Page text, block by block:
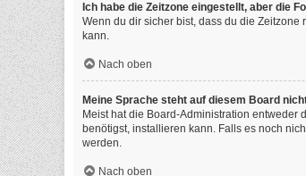
Ich habe die Zeitzone eingestellt, aber die
Wenn du dir sicher bist, dass du die
kann.
Nach oben
Meine Sprache steht auf diesem Board
Meist hat die Board-Administration entweder
benötigst, installieren kann. Falls es noch
werden.
Nach oben